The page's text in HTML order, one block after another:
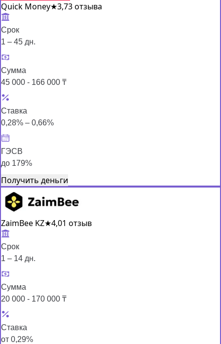
Quick Money★3,73 отзыва
Срок
1 – 45 дн.
Сумма
45 000 - 166 000 ₸
Ставка
0,28% – 0,66%
ГЭСВ
до 179%
Получить деньги
ZaimBee KZ★4,01 отзыв
Срок
1 – 14 дн.
Сумма
20 000 - 170 000 ₸
Ставка
от 0,29%